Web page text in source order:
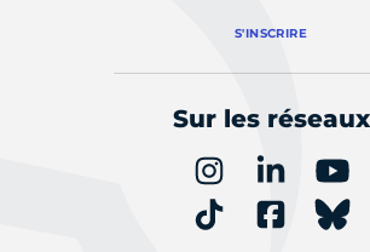
S'INSCRIRE
Sur les réseaux